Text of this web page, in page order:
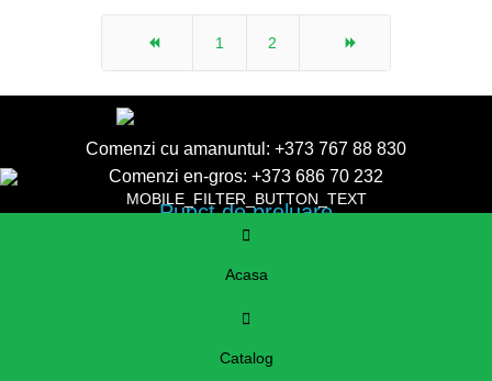
1 2
Comenzi cu amanuntul: +373 767 88 830
Comenzi en-gros: +373 686 70 232
Punct de preluare
Chisinau, str. Uzinelor, 137
nanasica.md@gmail.com
MOBILE_FILTER_BUTTON_TEXT
Acasa
Catalog